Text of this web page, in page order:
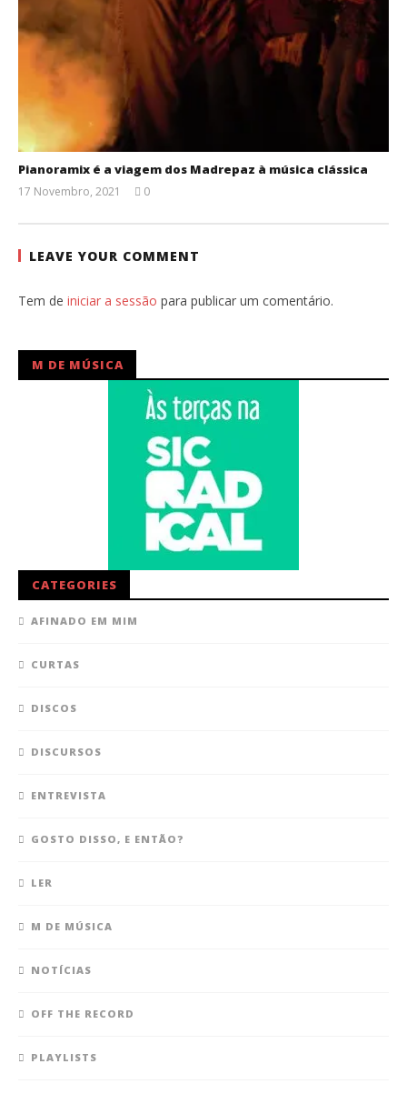
Pianoramix é a viagem dos Madrepaz à música clássica
17 Novembro, 2021
Ventura
0
LEAVE YOUR COMMENT
Tem de iniciar a sessão para publicar um comentário.
M DE MÚSICA
CATEGORIES
AFINADO EM MIM
CURTAS
DISCOS
DISCURSOS
ENTREVISTA
GOSTO DISSO, E ENTÃO?
LER
M DE MÚSICA
NOTÍCIAS
OFF THE RECORD
PLAYLISTS